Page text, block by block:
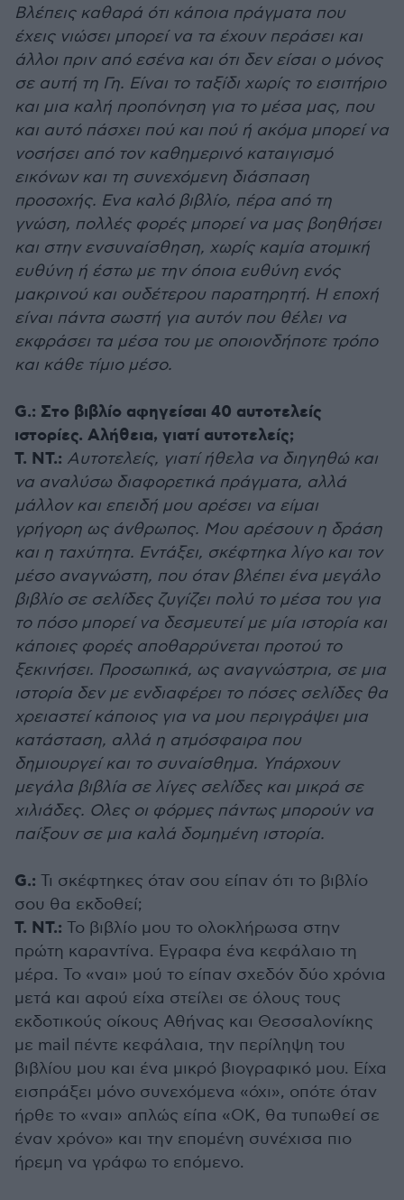
Βλέπεις καθαρά ότι κάποια πράγματα που
έχεις νιώσει μπορεί να τα έχουν περάσει και
άλλοι πριν από εσένα και ότι δεν είσαι ο μόνος
σε αυτή τη Γη. Είναι το ταξίδι χωρίς το εισιτήριο
και μια καλή προπόνηση για το μέσα μας, που
και αυτό πάσχει πού και πού ή ακόμα μπορεί να
νοσήσει από τον καθημερινό καταιγισμό
εικόνων και τη συνεχόμενη διάσπαση
προσοχής. Ενα καλό βιβλίο, πέρα από τη
γνώση, πολλές φορές μπορεί να μας βοηθήσει
και στην ενσυναίσθηση, χωρίς καμία ατομική
ευθύνη ή έστω με την όποια ευθύνη ενός
μακρινού και ουδέτερου παρατηρητή. Η εποχή
είναι πάντα σωστή για αυτόν που θέλει να
εκφράσει τα μέσα του με οποιονδήποτε τρόπο
και κάθε τίμιο μέσο.
G.: Στο βιβλίο αφηγείσαι 40 αυτοτελείς
ιστορίες. Αλήθεια, γιατί αυτοτελείς;
Τ. ΝΤ.: Αυτοτελείς, γιατί ήθελα να διηγηθώ και
να αναλύσω διαφορετικά πράγματα, αλλά
μάλλον και επειδή μου αρέσει να είμαι
γρήγορη ως άνθρωπος. Μου αρέσουν η δράση
και η ταχύτητα. Εντάξει, σκέφτηκα λίγο και τον
μέσο αναγνώστη, που όταν βλέπει ένα μεγάλο
βιβλίο σε σελίδες ζυγίζει πολύ το μέσα του για
το πόσο μπορεί να δεσμευτεί με μία ιστορία και
κάποιες φορές αποθαρρύνεται προτού το
ξεκινήσει. Προσωπικά, ως αναγνώστρια, σε μια
ιστορία δεν με ενδιαφέρει το πόσες σελίδες θα
χρειαστεί κάποιος για να μου περιγράψει μια
κατάσταση, αλλά η ατμόσφαιρα που
δημιουργεί και το συναίσθημα. Υπάρχουν
μεγάλα βιβλία σε λίγες σελίδες και μικρά σε
χιλιάδες. Ολες οι φόρμες πάντως μπορούν να
παίξουν σε μια καλά δομημένη ιστορία.
G.: Τι σκέφτηκες όταν σου είπαν ότι το βιβλίο
σου θα εκδοθεί;
Τ. ΝΤ.: Το βιβλίο μου το ολοκλήρωσα στην
πρώτη καραντίνα. Εγραφα ένα κεφάλαιο τη
μέρα. Το «ναι» μού το είπαν σχεδόν δύο χρόνια
μετά και αφού είχα στείλει σε όλους τους
εκδοτικούς οίκους Αθήνας και Θεσσαλονίκης
με mail πέντε κεφάλαια, την περίληψη του
βιβλίου μου και ένα μικρό βιογραφικό μου. Είχα
εισπράξει μόνο συνεχόμενα «όχι», οπότε όταν
ήρθε το «ναι» απλώς είπα «ΟΚ, θα τυπωθεί σε
έναν χρόνο» και την επομένη συνέχισα πιο
ήρεμη να γράφω το επόμενο.